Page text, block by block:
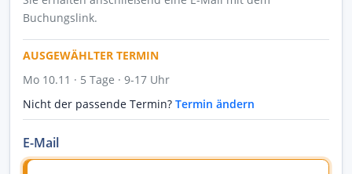
Buchungslink.
AUSGEWÄHLTER TERMIN
Mo 10.11 · 5 Tage · 9-17 Uhr
Nicht der passende Termin? Termin ändern
E-Mail